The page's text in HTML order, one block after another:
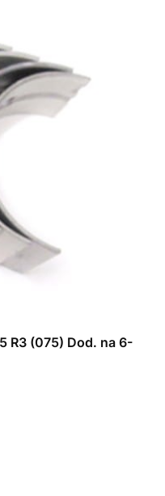
R3 (075) Dod. na 6-